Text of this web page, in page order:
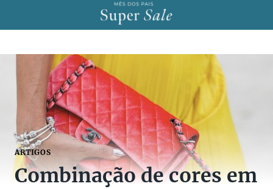
ARTIGOS
Combinação de cores em